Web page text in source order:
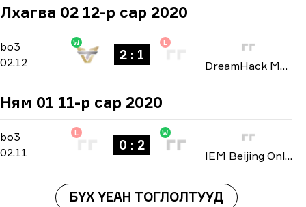
Лхагва 02 12-р сар 2020
bo3 -bo3
02.12
W
2 : 1
L
DreamHack Masters: North America Winter 2020
Ням 01 11-р сар 2020
bo3 -bo3
02.11
L
0 : 2
W
IEM Beijing Online: North American closed qualifier 2020
БҮХ YEAH ТОГЛОЛТУУД